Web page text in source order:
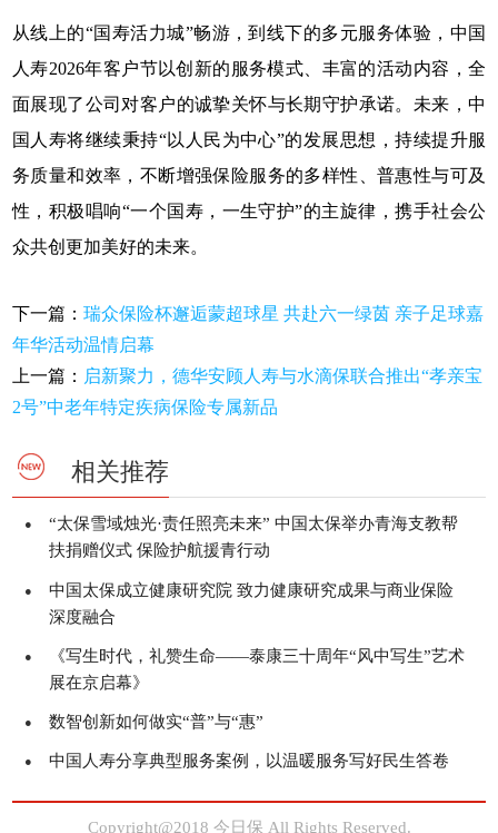
从线上的“国寿活力城”畅游，到线下的多元服务体验，中国
人寿2026年客户节以创新的服务模式、丰富的活动内容，全
面展现了公司对客户的诚挚关怀与长期守护承诺。未来，中
国人寿将继续秉持“以人民为中心”的发展思想，持续提升服
务质量和效率，不断增强保险服务的多样性、普惠性与可及
性，积极唱响“一个国寿，一生守护”的主旋律，携手社会公
众共创更加美好的未来。
下一篇：瑞众保险杯邂逅蒙超球星 共赴六一绿茵 亲子足球嘉
年华活动温情启幕
上一篇： 启新聚力，德华安顾人寿与水滴保联合推出“孝亲宝
2号”中老年特定疾病保险专属新品
相关推荐
●
“太保雪域烛光·责任照亮未来” 中国太保举办青海支教帮
扶捐赠仪式 保险护航援青行动
●
中国太保成立健康研究院 致力健康研究成果与商业保险
深度融合
●
《写生时代，礼赞生命——泰康三十周年“风中写生”艺术
展在京启幕》
● 数智创新如何做实“普”与“惠”
● 中国人寿分享典型服务案例，以温暖服务写好民生答卷
Copyright@2018 今日保 All Rights Reserved.